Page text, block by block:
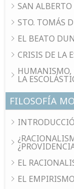
SAN
STO. TOMÁS
EL BEATO
CRISIS DE LA
HUMANISMO,
LA
FILOSOFÍA
EL
EL